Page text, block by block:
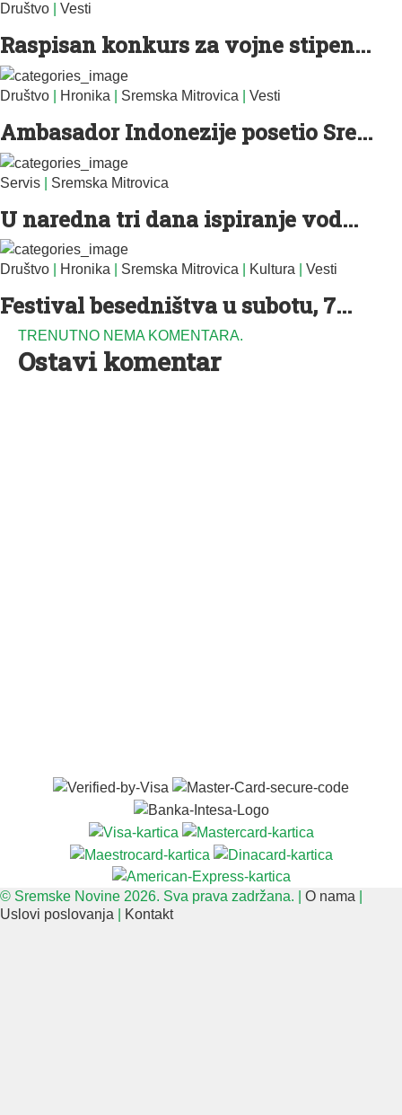
Društvo Vesti
Raspisan konkurs za vojne stipen...
Društvo Hronika Sremska Mitrovica Vesti
Ambasador Indonezije posetio Sre...
Servis Sremska Mitrovica
U naredna tri dana ispiranje vod...
Društvo Hronika Sremska Mitrovica Kultura Vesti
Festival besedništva u subotu, 7...
TRENUTNO NEMA KOMENTARA.
Ostavi komentar
© Sremske Novine 2026. Sva prava zadržana. | O nama
Uslovi poslovanja
Kontakt